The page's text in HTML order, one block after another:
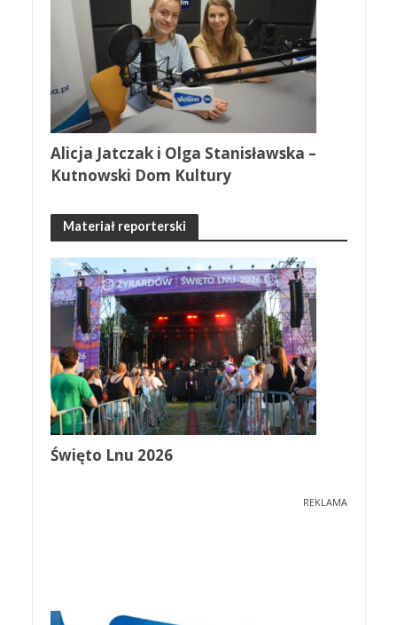
Alicja Jatczak i Olga Stanisławska –
Kutnowski Dom Kultury
Materiał reporterski
Święto Lnu 2026
REKLAMA